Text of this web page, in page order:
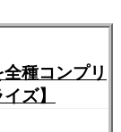
種コンプリ
ズ】